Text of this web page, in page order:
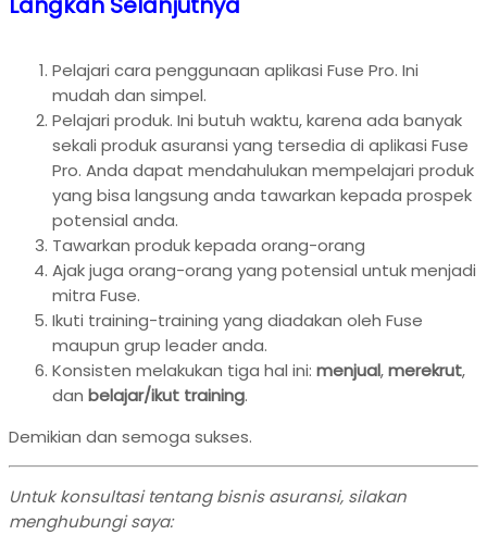
Pelajari cara penggunaan aplikasi Fuse Pro. Ini
mudah dan simpel.
Pelajari produk. Ini butuh waktu, karena ada banyak
sekali produk asuransi yang tersedia di aplikasi Fuse
Pro. Anda dapat mendahulukan mempelajari produk
yang bisa langsung anda tawarkan kepada prospek
potensial anda.
Tawarkan produk kepada orang-orang
Ajak juga orang-orang yang potensial untuk menjadi
mitra Fuse.
Ikuti training-training yang diadakan oleh Fuse
maupun grup leader anda.
Konsisten melakukan tiga hal ini: menjual,merekrut,
dan belajar/ikut training.
Demikian dan semoga sukses.
Untuk konsultasi tentang bisnis asuransi, silakan
menghubungi saya: